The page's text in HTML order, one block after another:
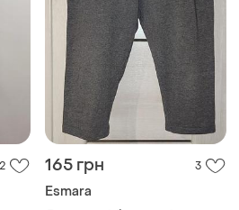
2 165 грн 3
Esmara